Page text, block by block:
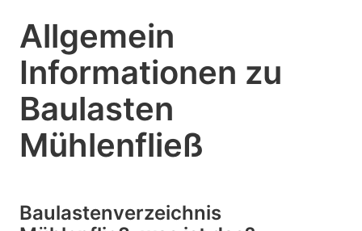
Allgemein
Informationen zu
Baulasten
Mühlenfließ
Baulastenverzeichnis